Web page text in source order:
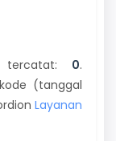
tercatat: 0.
(tanggal
Layanan